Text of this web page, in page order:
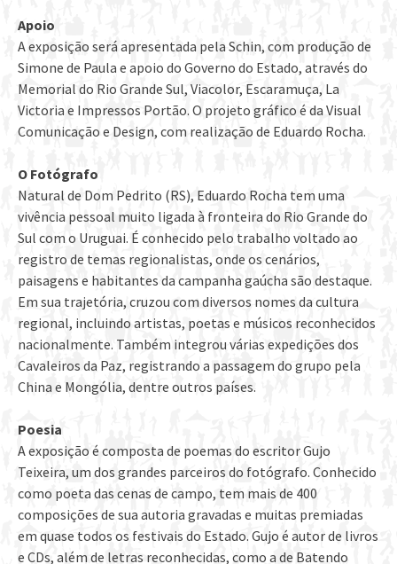
Apoio
A exposição será apresentada pela Schin, com produção de
Simone de Paula e apoio do Governo do Estado, através do
Memorial do Rio Grande Sul, Viacolor, Escaramuça, La
Victoria e Impressos Portão. O projeto gráfico é da Visual
Comunicação e Design, com realização de Eduardo Rocha.
O Fotógrafo
Natural de Dom Pedrito (RS), Eduardo Rocha tem uma
vivência pessoal muito ligada à fronteira do Rio Grande do
Sul com o Uruguai. É conhecido pelo trabalho voltado ao
registro de temas regionalistas, onde os cenários,
paisagens e habitantes da campanha gaúcha são destaque.
Em sua trajetória, cruzou com diversos nomes da cultura
regional, incluindo artistas, poetas e músicos reconhecidos
nacionalmente. Também integrou várias expedições dos
Cavaleiros da Paz, registrando a passagem do grupo pela
China e Mongólia, dentre outros países.
Poesia
A exposição é composta de poemas do escritor Gujo
Teixeira, um dos grandes parceiros do fotógrafo. Conhecido
como poeta das cenas de campo, tem mais de 400
composições de sua autoria gravadas e muitas premiadas
em quase todos os festivais do Estado. Gujo é autor de livros
e CDs, além de letras reconhecidas, como a de Batendo